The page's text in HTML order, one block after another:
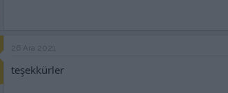
26 Ara 2021
teşekkürler